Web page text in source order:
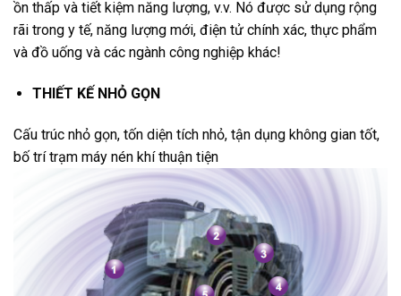
ồn thấp và tiết kiệm năng lượng, v.v. Nó được sử dụng rộng
rãi trong y tế, năng lượng mới, điện tử chính xác, thực phẩm
và đồ uống và các ngành công nghiệp khác!
THIẾT KẾ NHỎ GỌN
Cấu trúc nhỏ gọn, tốn diện tích nhỏ, tận dụng không gian tốt,
bố trí trạm máy nén khí thuận tiện